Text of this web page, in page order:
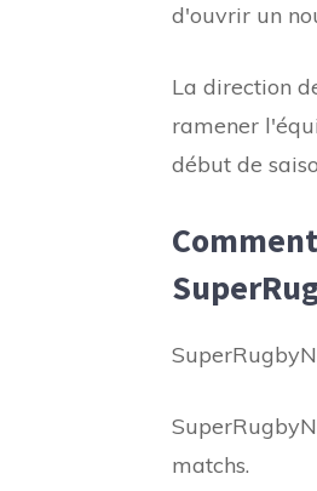
d'ouvrir un
La direction
ramener
début de
matchs.